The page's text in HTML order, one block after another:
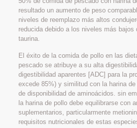
resultado un aumento de peso
niveles de reemplazo más altos
reducida debido a los niveles más bajos
taurina.
El éxito de la comida de pollo en las
pescado se atribuye a su alta
digestibilidad aparentes [ADC] para la
excede 85%) y similitud con la harina
de disponibilidad de aminoácidos. sin
la harina de pollo debe equilibrarse con
suplementarios, particularmente
requisitos nutricionales de estas